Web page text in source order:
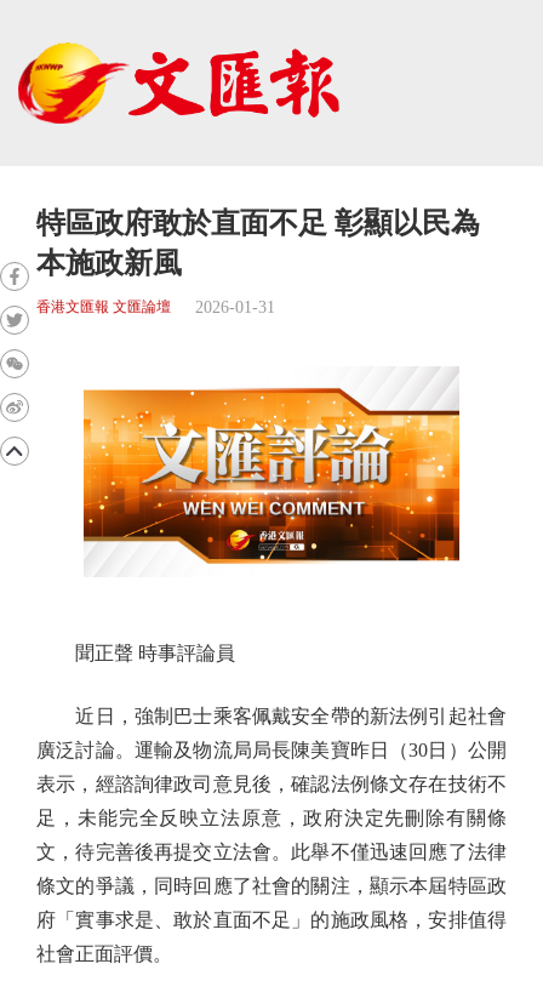
特區政府敢於直面不足 彰顯以民為
本施政新風
香港文匯報 文匯論壇 2026-01-31
聞正聲 時事評論員
近日，強制巴士乘客佩戴安全帶的新法例引起社會
廣泛討論。運輸及物流局局長陳美寶昨日（30日）公開
表示，經諮詢律政司意見後，確認法例條文存在技術不
足，未能完全反映立法原意，政府決定先刪除有關條
文，待完善後再提交立法會。此舉不僅迅速回應了法律
條文的爭議，同時回應了社會的關注，顯示本屆特區政
府「實事求是、敢於直面不足」的施政風格，安排值得
社會正面評價。